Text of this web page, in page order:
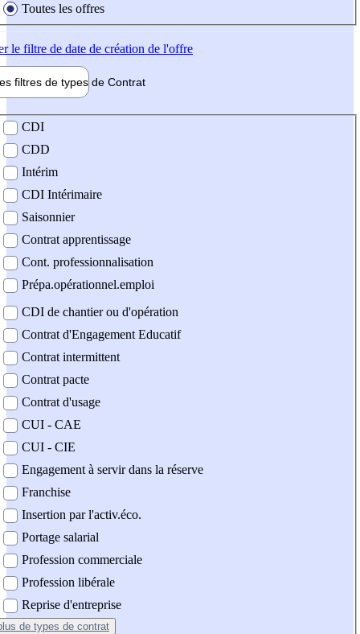
Toutes les offres
le filtre de date de création de l'offre
filtres de types de Contrat
contrat
CDI
CDD
Intérim
CDI Intérimaire
Saisonnier
Contrat apprentissage
Cont. professionnalisation
Prépa.opérationnel.emploi
CDI de chantier ou d'opération
Contrat d'Engagement Educatif
Contrat intermittent
Contrat pacte
Contrat d'usage
CUI - CAE
CUI - CIE
Engagement à servir dans la réserve
Franchise
Insertion par l'activ.éco.
Portage salarial
Profession commerciale
Profession libérale
Reprise d'entreprise
de types de contrat